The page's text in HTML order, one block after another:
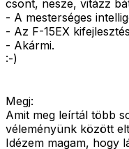
csont, nesze, vitázz
- A mesterséges
- Az F-15EX
- Akármi.
:-)
Megj:
Amit meg leírtál több
véleményünk között
Idézem magam, hogy